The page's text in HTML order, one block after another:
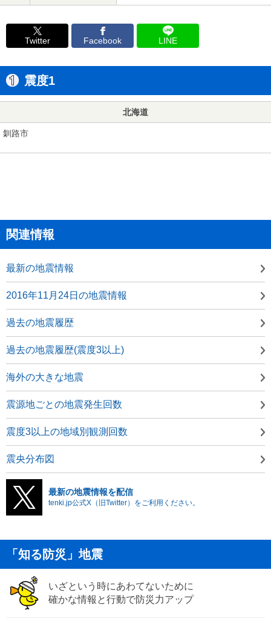
Twitter Facebook LINE
震度1
北海道
釧路市
関連情報
最新の地震情報
2016年11月24日の地震情報
過去の地震履歴
過去の地震履歴(震度3以上)
海外の大きな地震
震源地ごとの地震発生回数
震度3以上の地域別観測回数
震央分布図
最新の地震情報を配信
tenki.jp公式X（旧Twitter）をご利用ください。
「知る防災」地震
いざという時にあわてないために
確かな情報と行動で防災力アップ